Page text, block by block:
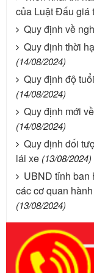
của Luật Đấu giá
Quy định về
Quy định thời
(14/08/2024)
Quy định độ
(14/08/2024)
Quy định mới
(14/08/2024)
Quy định đối
lái xe (13/08/2024)
UBND tỉnh ban
các cơ quan
(13/08/2024)